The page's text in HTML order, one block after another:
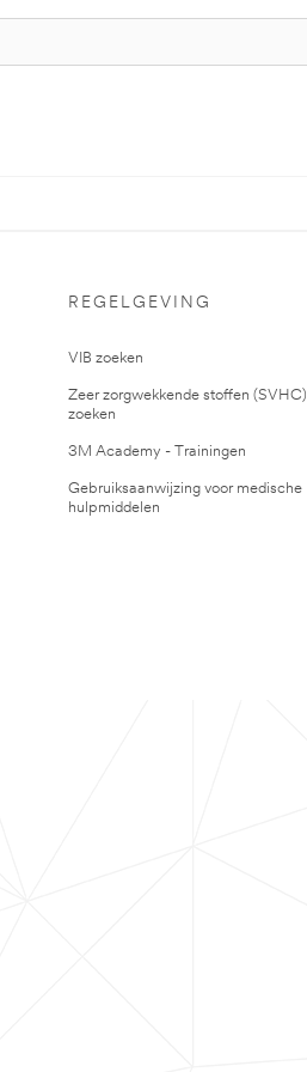
REGELGEVING
VIB zoeken
Zeer zorgwekkende stoffen (SVHC)
zoeken
3M Academy - Trainingen
Gebruiksaanwijzing voor medische
hulpmiddelen